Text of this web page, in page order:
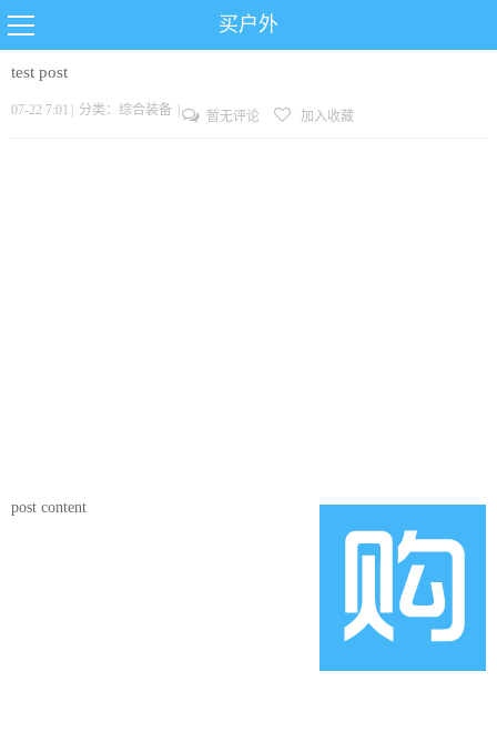
买户外
test post
07-22 7:01 分类： 综合装备 暂无评论 加入收藏
post content